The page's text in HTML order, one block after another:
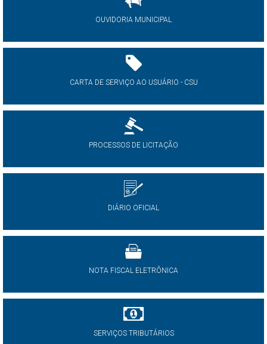
OUVIDORIA MUNICIPAL
CARTA DE SERVIÇO AO USUÁRIO - CSU
PROCESSOS DE LICITAÇÃO
DIÁRIO OFICIAL
NOTA FISCAL ELETRÔNICA
SERVIÇOS TRIBUTÁRIOS